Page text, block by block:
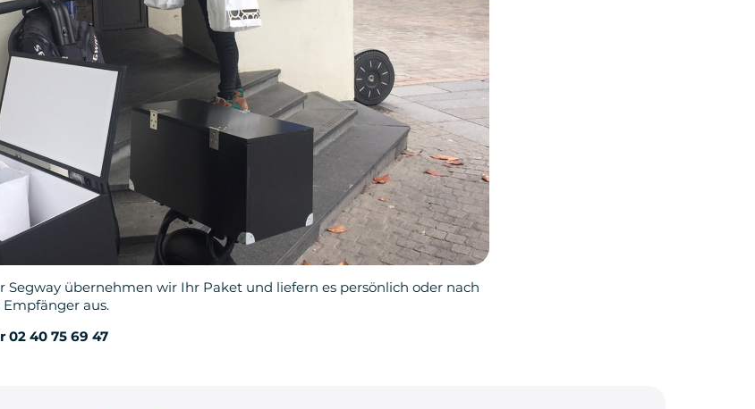
Segway übernehmen wir Ihr Paket und liefern es persönlich oder nach
aus.
02 40 75 69 47